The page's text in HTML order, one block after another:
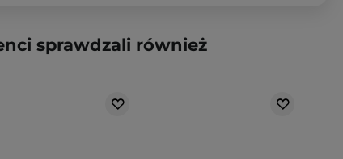
sprawdzali również